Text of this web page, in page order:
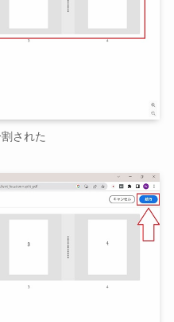
された